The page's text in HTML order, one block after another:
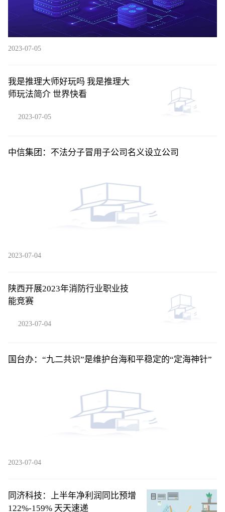
2023-07-05
我是推理大师好玩吗 我是推理大
师玩法简介 世界快看
2023-07-05
中信集团：不法分子冒用子公司名义设立公司
2023-07-04
陕西开展2023年消防行业职业技
能竞赛
2023-07-04
国台办：“九二共识”是维护台海和平稳定的“定海神针”
2023-07-04
同济科技：上半年净利润同比预增
122%-159% 天天速递